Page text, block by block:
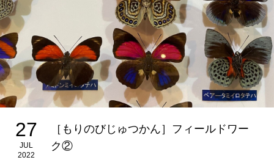
27
JUL
2022
［もりのびじゅつかん］フィールドワー
ク②